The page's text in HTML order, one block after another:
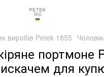
виробів Petek 1855
портмоне
для